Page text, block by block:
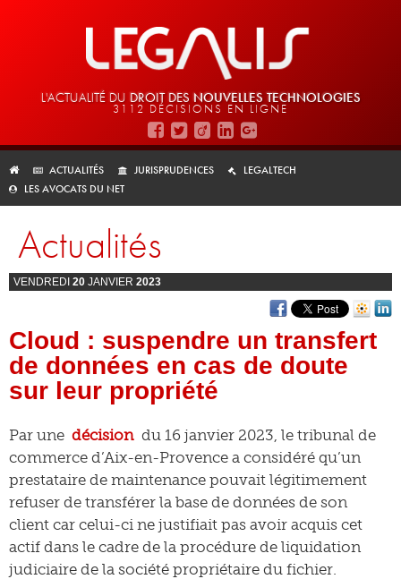
L'ACTUALITÉ DU DROIT DES NOUVELLES TECHNOLOGIES
3112 DÉCISIONS EN LIGNE
ACTUALITÉS JURISPRUDENCES
LEGALTECH
LES AVOCATS DU NET
Actualités
VENDREDI 20 JANVIER 2023
Cloud : suspendre un transfert
de données en cas de doute
sur leur propriété
Par une décision du 16 janvier 2023, le tribunal de
commerce d’Aix-en-Provence a considéré qu’un
prestataire de maintenance pouvait légitimement
refuser de transférer la base de données de son
client car celui-ci ne justifiait pas avoir acquis cet
actif dans le cadre de la procédure de liquidation
judiciaire de la société propriétaire du fichier.